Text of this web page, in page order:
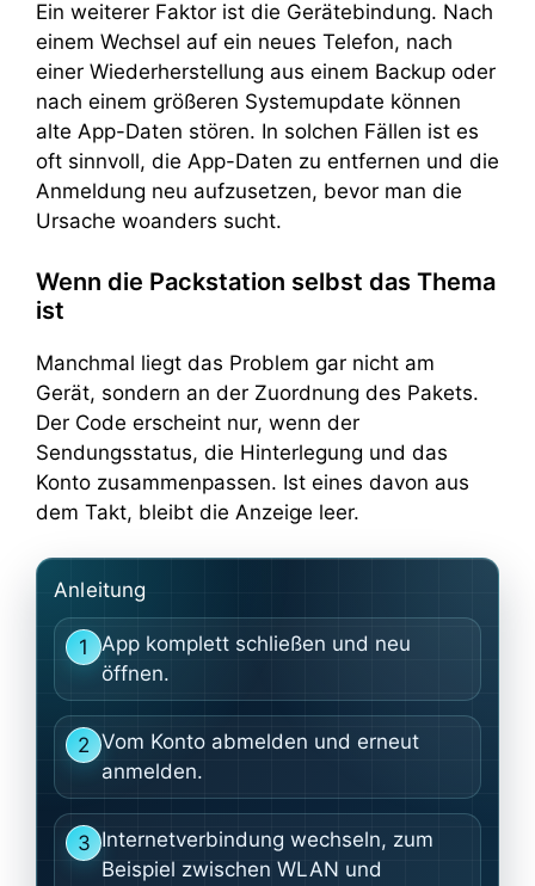
Ein weiterer Faktor ist die Gerätebindung. Nach
einem Wechsel auf ein neues Telefon, nach
einer Wiederherstellung aus einem Backup oder
nach einem größeren Systemupdate können
alte App-Daten stören. In solchen Fällen ist es
oft sinnvoll, die App-Daten zu entfernen und die
Anmeldung neu aufzusetzen, bevor man die
Ursache woanders sucht.
Wenn die Packstation selbst das Thema
ist
Manchmal liegt das Problem gar nicht am
Gerät, sondern an der Zuordnung des Pakets.
Der Code erscheint nur, wenn der
Sendungsstatus, die Hinterlegung und das
Konto zusammenpassen. Ist eines davon aus
dem Takt, bleibt die Anzeige leer.
Anleitung
1 App komplett schließen und neu
öffnen.
2 Vom Konto abmelden und erneut
anmelden.
3 Internetverbindung wechseln, zum
Beispiel zwischen WLAN und